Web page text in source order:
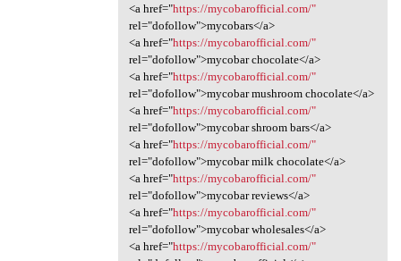
<a href="https://mycobarofficial.com/"
rel="dofollow">mycobars</a>
<a href="https://mycobarofficial.com/"
rel="dofollow">mycobar chocolate</a>
<a href="https://mycobarofficial.com/"
rel="dofollow">mycobar mushroom chocolate</a>
<a href="https://mycobarofficial.com/"
rel="dofollow">mycobar shroom bars</a>
<a href="https://mycobarofficial.com/"
rel="dofollow">mycobar milk chocolate</a>
<a href="https://mycobarofficial.com/"
rel="dofollow">mycobar reviews</a>
<a href="https://mycobarofficial.com/"
rel="dofollow">mycobar wholesales</a>
<a href="https://mycobarofficial.com/"